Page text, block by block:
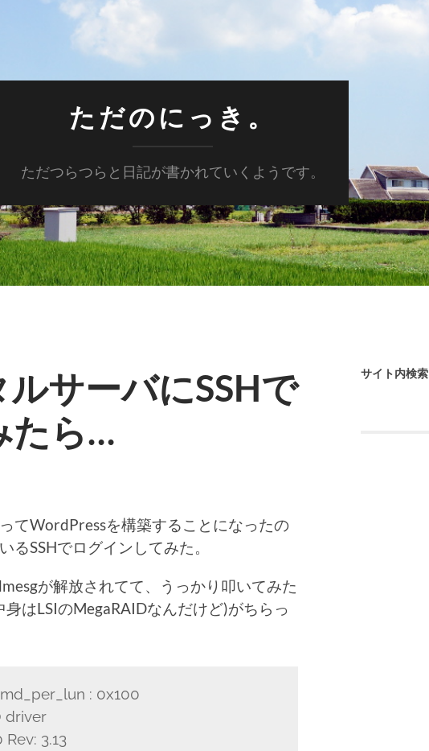
ただのにっき。
ただつらつらと日記が書かれていくようです。
サーバにSSHで
たら…
てWordPressを構築することになったの
SSHでログインしてみた。
が解放されてて、うっかり叩いてみた
はLSIのMegaRAIDなんだけど)がちらっ
: 0x100
driver
3.13
サイト内検索